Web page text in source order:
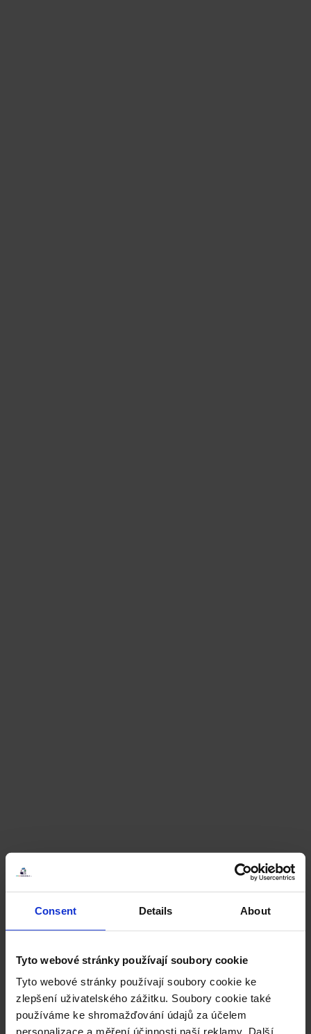
Consent Details About
Tyto webové stránky používají soubory cookie
Tyto webové stránky používají soubory cookie ke
zlepšení uživatelského zážitku. Soubory cookie také
používáme ke shromažďování údajů za účelem
personalizace a měření účinnosti naší reklamy. Další